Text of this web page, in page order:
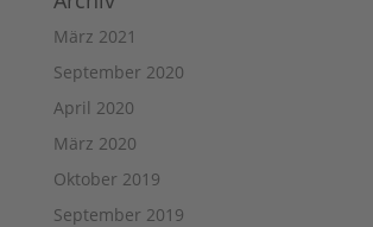
März 2021
September 2020
April 2020
März 2020
Oktober 2019
September 2019